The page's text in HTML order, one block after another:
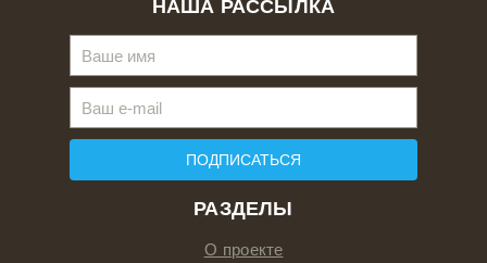
РАЗДЕЛЫ
О проекте
НАША РАССЫЛКА
ПОДПИСАТЬСЯ